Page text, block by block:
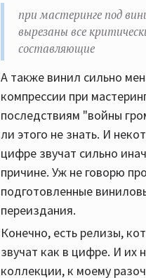
при мастеринге под
вырезаны все
составляющие
А также винил сильно
компрессии при
последствиям "войны
ли этого не знать. И
цифре звучат сильно
причине. Уж не говорю
подготовленные
переиздания.
Конечно, есть релизы,
звучат как в цифре. И их
коллекции, к моему